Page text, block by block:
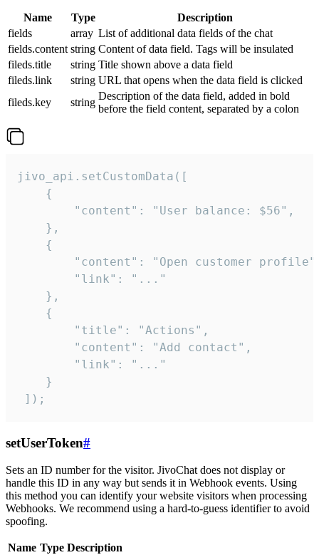
Name Type
Description
fields
array List of additional data fields of the chat
fields.content string Content of data field. Tags will be insulated
fileds.title
string Title shown above a data field
fileds.link
string URL that opens when the data field is clicked
fileds.key
string
Description of the data field, added in bold
before the field content, separated by a colon
jivo_api.setCustomData([
    {
        "content": "User balance: $56",
    },
    {
"content": "Open customer
        "link": "..."
    },
    {
        "title": "Actions",
        "content": "Add contact",
        "link": "..."
    }
]);
setUserToken#
Sets an ID number for the visitor. JivoChat does not display or
handle this ID in any way but sends it in Webhook events. Using
this method you can identify your website visitors when processing
Webhooks. We recommend using a hard-to-guess identifier to avoid
spoofing.
Name Type Description